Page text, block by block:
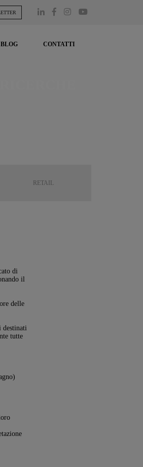
BLOG CONTATTI
RETAIL
di
il
delle
destinati
tutte